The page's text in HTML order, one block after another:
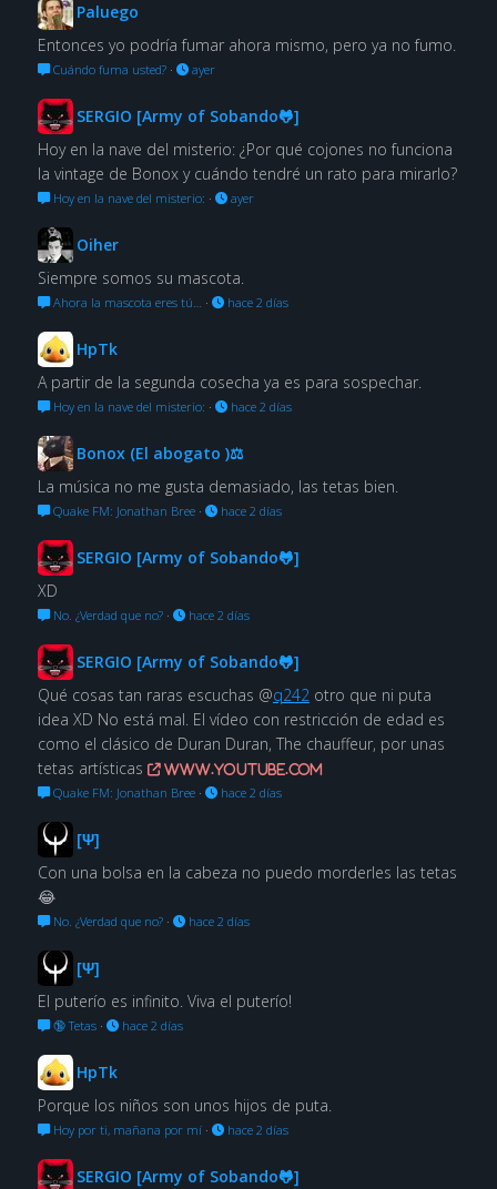
Paluego
Entonces yo podría fumar ahora mismo, pero ya no fumo.
Cuándo fuma usted?· ayer
SERGIO [Army of Sobando🐸]
Hoy en la nave del misterio: ¿Por qué cojones no funciona
la vintage de Bonox y cuándo tendré un rato para mirarlo?
Hoy en la nave del misterio: · ayer
Oiher
Siempre somos su mascota.
Ahora la mascota eres tú… · hace 2 días
HpTk
A partir de la segunda cosecha ya es para sospechar.
Hoy en la nave del misterio: · hace 2 días
Bonox (El abogato )⚖
La música no me gusta demasiado, las tetas bien.
Quake FM: Jonathan Bree· hace 2 días
SERGIO [Army of Sobando🐸]
XD
No. ¿Verdad que no?· hace 2 días
SERGIO [Army of Sobando🐸]
Qué cosas tan raras escuchas @q242otro que ni puta
idea XD No está mal. El vídeo con restricción de edad es
como el clásico de Duran Duran, The chauffeur, por unas
tetas artísticas
www.youtube.com
Quake FM: Jonathan Bree· hace 2 días
[Ψ]
Con una bolsa en la cabeza no puedo morderles las tetas
😂
No. ¿Verdad que no?· hace 2 días
[Ψ]
El puterío es infinito. Viva el puterío!
🔞 Tetas· hace 2 días
HpTk
Porque los niños son unos hijos de puta.
Hoy por ti, mañana por mí· hace 2 días
SERGIO [Army of Sobando🐸]